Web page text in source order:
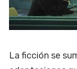
La ficción se